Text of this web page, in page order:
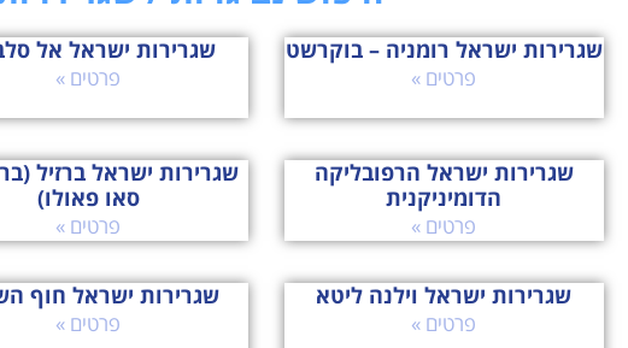
שגרירות ישראל רומניה – בוקרשט
פרטים »
שגרירות ישראל אל
פרטים »
שגרירות ישראל הרפובליקה
הדומיניקנית
פרטים »
שגרירות ישראל ברזיל
סאו פאולו)
פרטים »
שגרירות ישראל וילנה ליטא
פרטים »
שגרירות ישראל חוף
פרטים »